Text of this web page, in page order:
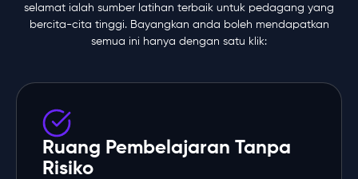
selamat ialah sumber latihan terbaik untuk pedagang yang
bercita-cita tinggi. Bayangkan anda boleh mendapatkan
semua ini hanya dengan satu klik:
Ruang Pembelajaran Tanpa
Risiko